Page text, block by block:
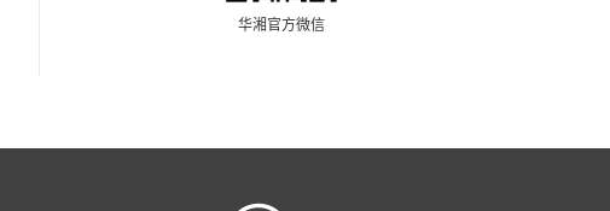
华湘官方微信